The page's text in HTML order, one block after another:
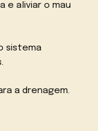
e aliviar o mau
sistema
a drenagem.